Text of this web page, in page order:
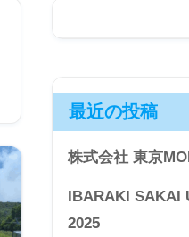
最近の投稿
株式会社 東京
IBARAKI SAKAI
2025